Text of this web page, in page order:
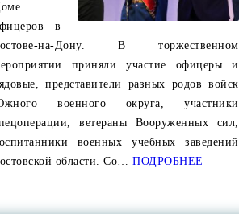
в
на-Дону. В торжественном
приняли участие офицеры и
представители разных родов войск
военного округа, участники
ветераны Вооруженных сил,
военных учебных заведений
области. Со… ПОДРОБНЕЕ